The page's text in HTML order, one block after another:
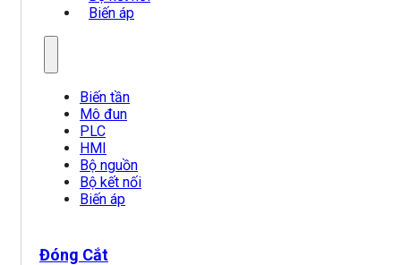
Biến áp
Biến tần
Mô đun
PLC
HMI
Bộ nguồn
Bộ kết nối
Biến áp
Đóng Cắt